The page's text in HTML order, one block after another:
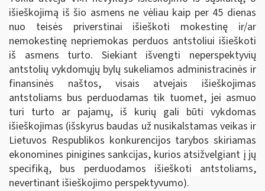
išieškojimą iš šio asmens ne vėliau kaip per 45 dienas
nuo teisės priverstinai išieškoti mokestinę ir/ar
nemokestinę nepriemokas perduos antstoliui išieškoti
iš asmens turto. Siekiant išvengti neperspektyvių
antstolių vykdomųjų bylų sukeliamos administracinės ir
finansinės naštos, visais atvejais išieškojimas
antstoliams bus perduodamas tik tuomet, jei asmuo
turi turto ar pajamų, iš kurių gali būti vykdomas
išieškojimas (išskyrus baudas už nusikalstamas veikas ir
Lietuvos Respublikos konkurencijos tarybos skiriamas
ekonomines pinigines sankcijas, kurios atsižvelgiant į jų
specifiką, bus perduodamos išieškoti antstoliams,
nevertinant išieškojimo perspektyvumo).